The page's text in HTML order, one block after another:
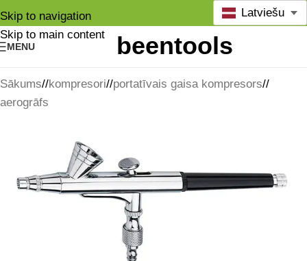
Skip to navigation
Skip to main content
MENU
Latviešu
Sākums/ kompresori/ portatīvais gaisa kompresors/
aerogrāfs